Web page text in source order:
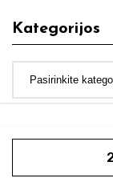
Kategorijos